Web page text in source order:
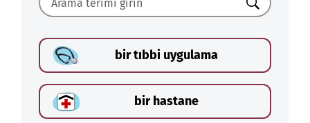
Ara
bir tıbbi uygulama
bir hastane